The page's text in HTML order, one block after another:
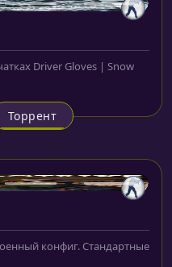
Driver Gloves | Snow
Торрент
конфиг. Стандартные